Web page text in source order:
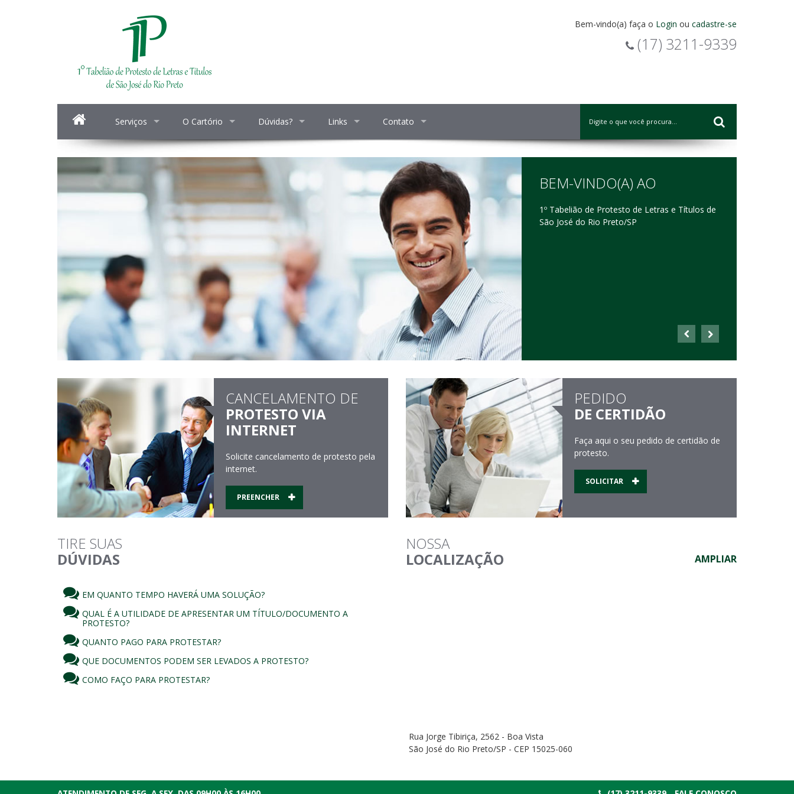
Bem-vindo(a) faça o Login ou cadastre-se
(17) 3211-9339
Serviços O Cartório Dúvidas? Links Contato
BEM-VINDO(A) AO
1º Tabelião de Protesto de Letras e Títulos de
São José do Rio Preto/SP
CANCELAMENTO DE
PROTESTO VIA
INTERNET
Solicite cancelamento de protesto pela
internet.
PREENCHER
PEDIDO
DE CERTIDÃO
Faça aqui o seu pedido de certidão de
protesto.
SOLICITAR
TIRE SUAS
DÚVIDAS
EM QUANTO TEMPO HAVERÁ UMA SOLUÇÃO?
QUAL É A UTILIDADE DE APRESENTAR UM TÍTULO/DOCUMENTO A
PROTESTO?
QUANTO PAGO PARA PROTESTAR?
QUE DOCUMENTOS PODEM SER LEVADOS A PROTESTO?
COMO FAÇO PARA PROTESTAR?
NOSSA
LOCALIZAÇÃO
AMPLIAR
Rua Jorge Tibiriça, 2562 - Boa Vista
São José do Rio Preto/SP - CEP 15025-060